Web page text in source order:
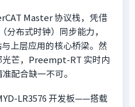
Master 协议栈，凭借
分布式时钟）同步能力，
上层应用的核心桥梁。然
光芒，Preempt-RT 实时内
配合缺一不可。
LR3576 开发板——搭载